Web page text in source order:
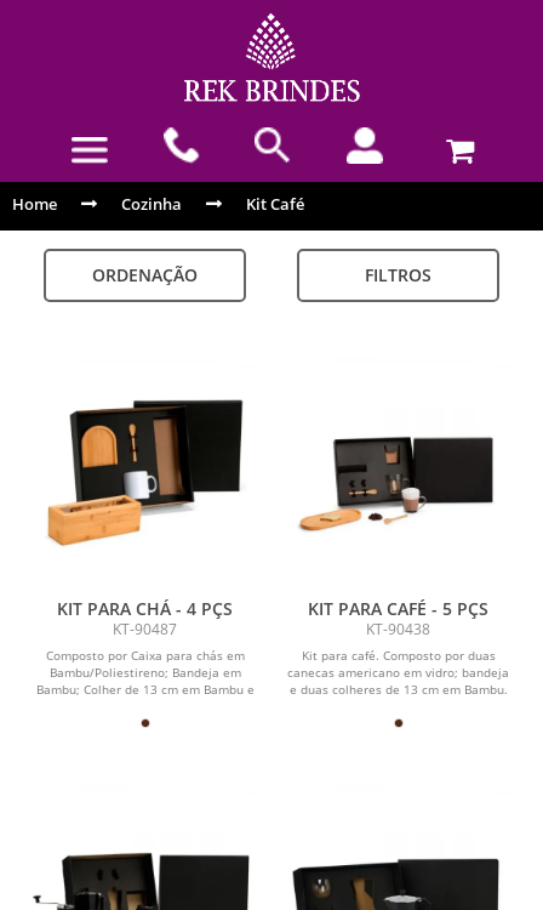
Home Cozinha Kit Café
ORDENAÇÃO FILTROS
KIT PARA CHÁ - 4 PÇS
KT-90487
Composto por Caixa para chás em
Bambu/Poliestireno; Bandeja em
Bambu; Colher de 13 cm em Bambu e
KIT PARA CAFÉ - 5 PÇS
KT-90438
Kit para café. Composto por duas
canecas americano em vidro; bandeja
e duas colheres de 13 cm em Bambu.